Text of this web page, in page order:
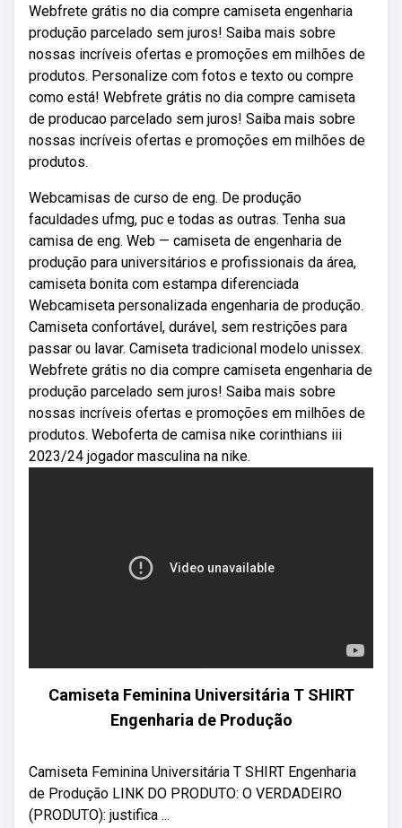
Webfrete grátis no dia compre camiseta engenharia
produção parcelado sem juros! Saiba mais sobre
nossas incríveis ofertas e promoções em milhões de
produtos. Personalize com fotos e texto ou compre
como está! Webfrete grátis no dia compre camiseta
de producao parcelado sem juros! Saiba mais sobre
nossas incríveis ofertas e promoções em milhões de
produtos.
Webcamisas de curso de eng. De produção
faculdades ufmg, puc e todas as outras. Tenha sua
camisa de eng. Web — camiseta de engenharia de
produção para universitários e profissionais da área,
camiseta bonita com estampa diferenciada
Webcamiseta personalizada engenharia de produção.
Camiseta confortável, durável, sem restrições para
passar ou lavar. Camiseta tradicional modelo unissex.
Webfrete grátis no dia compre camiseta engenharia de
produção parcelado sem juros! Saiba mais sobre
nossas incríveis ofertas e promoções em milhões de
produtos. Weboferta de camisa nike corinthians iii
2023/24 jogador masculina na nike.
Camiseta Feminina Universitária T SHIRT
Engenharia de Produção
Camiseta Feminina Universitária T SHIRT Engenharia
de Produção LINK DO PRODUTO: O VERDADEIRO
(PRODUTO): justifica ...